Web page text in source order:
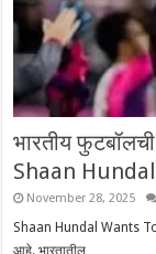
भारतीय
Shaan Hundal
November 28, 2025
Shaan Hundal Wants To